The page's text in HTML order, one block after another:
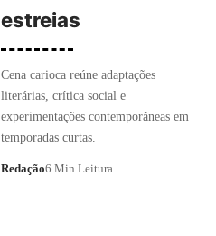
estreias
Cena carioca reúne adaptações
literárias, crítica social e
experimentações contemporâneas em
temporadas curtas.
Redação6 Min Leitura